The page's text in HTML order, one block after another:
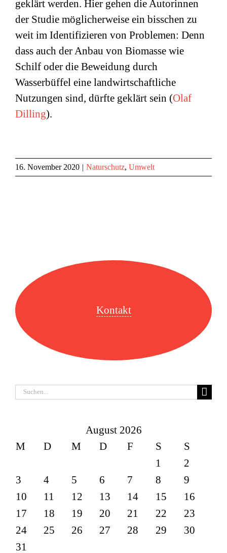
geklärt werden. Hier gehen die Autorinnen
der Studie möglicherweise ein bisschen zu
weit im Identifizieren von Problemen: Denn
dass auch der Anbau von Biomasse wie
Schilf oder die Beweidung durch
Wasserbüffel eine landwirtschaftliche
Nutzungen sind, dürfte geklärt sein (Olaf
Dilling).
16. November 2020 | Naturschutz, Umwelt
Kontakt
Suche
August 2026
M
D M D F S
S
1
2
3
4 5 6 7 8
9
10
11 12 13 14 15
16
17
18 19 20 21 22
23
24
25 26 27 28 29
30
31